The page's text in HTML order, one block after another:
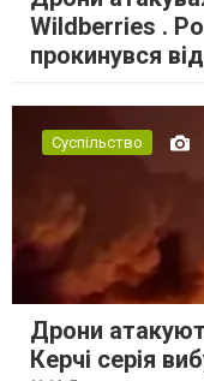
Wildberries .
прокинувся
Суспільство
Дрони
Керчі серія